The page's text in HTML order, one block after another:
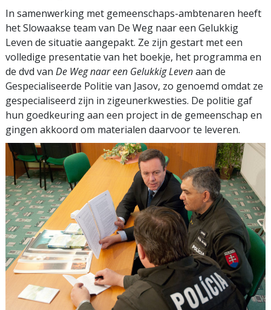
In samenwerking met gemeenschaps-ambtenaren heeft
het Slowaakse team van De Weg naar een Gelukkig
Leven de situatie aangepakt. Ze zijn gestart met een
volledige presentatie van het boekje, het programma en
de dvd van De Weg naar een Gelukkig Levenaan de
Gespecialiseerde Politie van Jasov, zo genoemd omdat ze
gespecialiseerd zijn in zigeunerkwesties. De politie gaf
hun goedkeuring aan een project in de gemeenschap en
gingen akkoord om materialen daarvoor te leveren.